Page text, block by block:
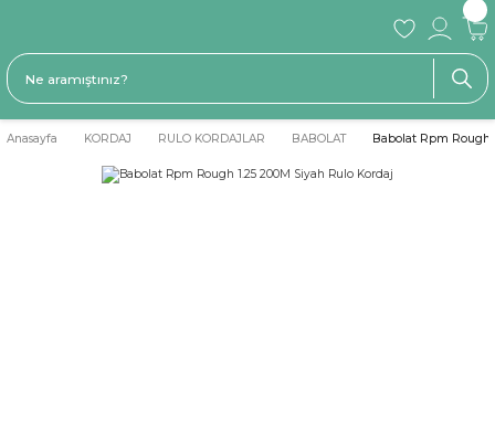
Anasayfa KORDAJ RULO KORDAJLAR BABOLAT Babolat Rpm Rough